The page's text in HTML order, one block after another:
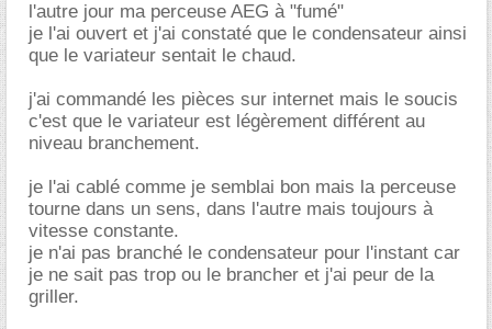
l'autre jour ma perceuse AEG à "fumé"
je l'ai ouvert et j'ai constaté que le condensateur ainsi
que le variateur sentait le chaud.
j'ai commandé les pièces sur internet mais le soucis
c'est que le variateur est légèrement différent au
niveau branchement.
je l'ai cablé comme je semblai bon mais la perceuse
tourne dans un sens, dans l'autre mais toujours à
vitesse constante.
je n'ai pas branché le condensateur pour l'instant car
je ne sait pas trop ou le brancher et j'ai peur de la
griller.